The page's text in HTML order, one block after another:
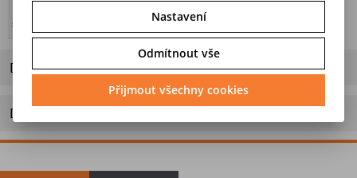
štítek
Dotaz na výrobek
Doporučit výrobek
Nastavení
Odmítnout vše
Přijmout všechny cookies